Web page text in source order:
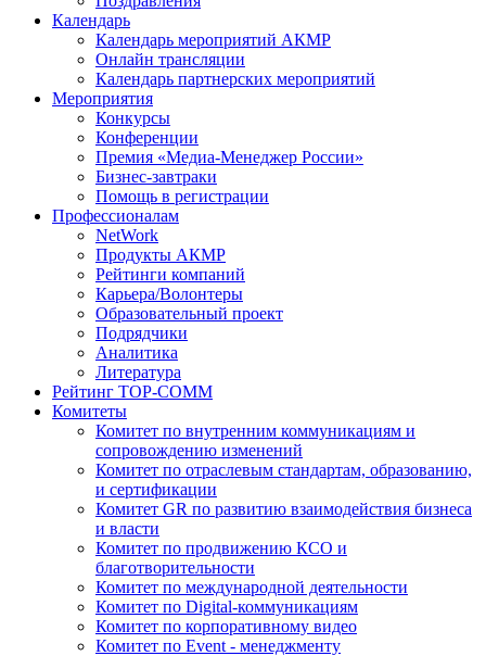
Календарь
Календарь мероприятий АКМР
Онлайн трансляции
Календарь партнерских мероприятий
Мероприятия
Конкурсы
Конференции
Премия «Медиа-Менеджер России»
Бизнес-завтраки
Помощь в регистрации
Профессионалам
NetWork
Продукты АКМР
Рейтинги компаний
Карьера/Волонтеры
Образовательный проект
Подрядчики
Аналитика
Литература
Рейтинг TOP-COMM
Комитеты
Комитет по внутренним коммуникациям и
сопровождению изменений
Комитет по отраслевым стандартам, образованию,
и сертификации
Комитет GR по развитию взаимодействия бизнеса
и власти
Комитет по продвижению КСО и
благотворительности
Комитет по международной деятельности
Комитет по Digital-коммуникациям
Комитет по корпоративному видео
Комитет по Event - менеджменту